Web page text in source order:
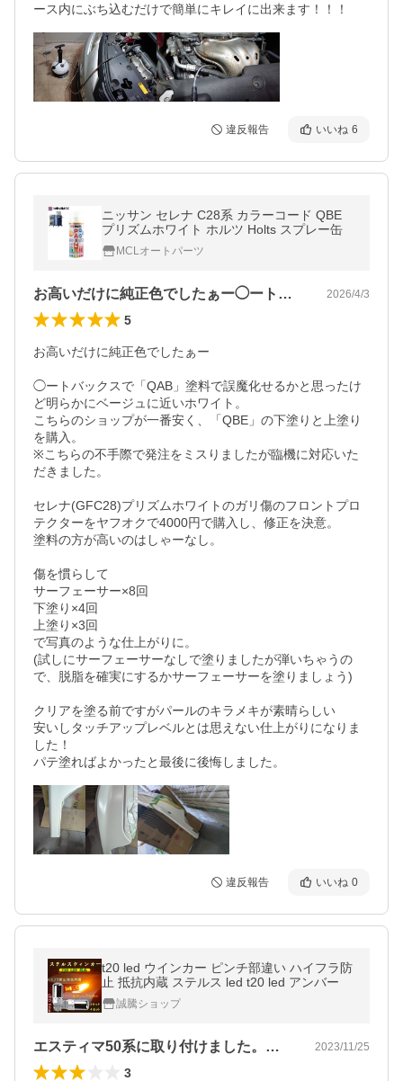
ース内にぶち込むだけで簡単にキレイに出来ます！！！
違反報告 いいね 6
ニッサン セレナ C28系 カラーコード QBE
プリズムホワイト ホルツ Holts スプレー缶
MCLオートパーツ
お高いだけに純正色でしたぁー◯ートバッ… 2026/4/3
5
お高いだけに純正色でしたぁー
◯ートバックスで「QAB」塗料で誤魔化せるかと思ったけ
ど明らかにベージュに近いホワイト。
こちらのショップが一番安く、「QBE」の下塗りと上塗り
を購入。
※こちらの不手際で発注をミスりましたが臨機に対応いた
だきました。
セレナ(GFC28)プリズムホワイトのガリ傷のフロントプロ
テクターをヤフオクで4000円で購入し、修正を決意。
塗料の方が高いのはしゃーなし。
傷を慣らして
サーフェーサー×8回
下塗り×4回
上塗り×3回
で写真のような仕上がりに。
(試しにサーフェーサーなしで塗りましたが弾いちゃうの
で、脱脂を確実にするかサーフェーサーを塗りましょう)
クリアを塗る前ですがパールのキラメキが素晴らしい
安いしタッチアップレベルとは思えない仕上がりになりま
した！
パテ塗ればよかったと最後に後悔しました。
違反報告 いいね 0
t20 led ウインカー ピンチ部違い ハイフラ防
止 抵抗内蔵 ステルス led t20 led アンバー
誠騰ショップ
エスティマ50系に取り付けました。リア… 2023/11/25
3